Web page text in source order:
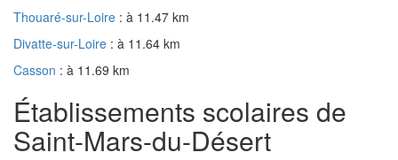
Thouaré-sur-Loire : à 11.47 km
Divatte-sur-Loire : à 11.64 km
Casson : à 11.69 km
Établissements scolaires de
Saint-Mars-du-Désert